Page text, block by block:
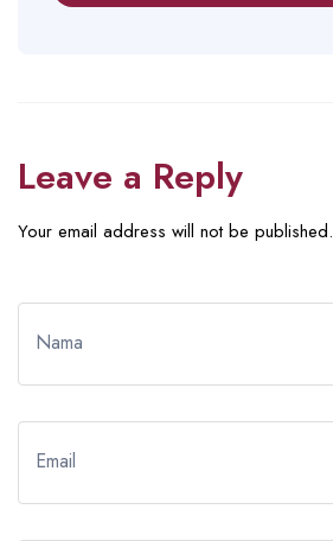
Leave a Reply
Your email address will not be published.
Nama
Email